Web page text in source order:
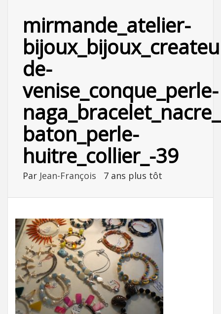
mirmande_atelier-
de-
venise_conque_perle-
baton_perle-
huitre_collier_-39
Par Jean-François 7 ans plus tôt